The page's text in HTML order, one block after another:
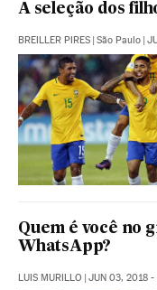
A seleção dos
BREILLER PIRES | São Paulo |
Quem é você no
WhatsApp?
LUIS MURILLO | JUN 03, 2018 -